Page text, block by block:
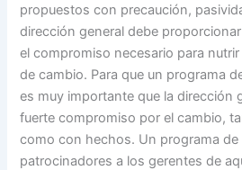
propuestos con precaución,
dirección general debe
el compromiso necesario para
de cambio. Para que un programa
es muy importante que la dirección
fuerte compromiso por el cambio,
como con hechos. Un programa
patrocinadores a los gerentes de